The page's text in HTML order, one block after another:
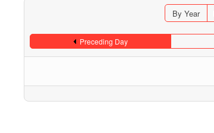
By Year
Preceding Day